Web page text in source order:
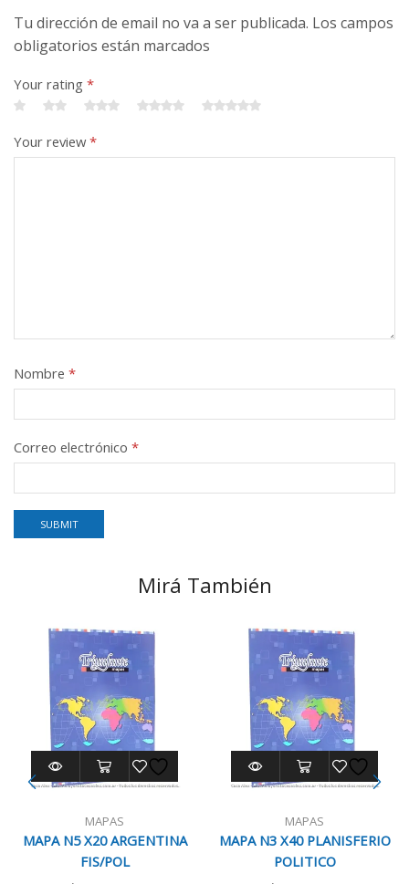
Tu dirección de email no va a ser publicada. Los campos
obligatorios están marcados
Your rating *
Your review*
Nombre *
Correo electrónico *
Mirá También
MAPAS
MAPA N5 X20 ARGENTINA
FIS/POL
MAPAS
MAPA N3 X40 PLANISFERIO
POLITICO